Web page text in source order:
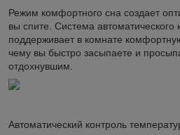
Режим комфортного сна создает
вы спите. Система автоматического
поддерживает в комнате
чему вы быстро засыпаете и
отдохнувшим.
Автоматический контроль